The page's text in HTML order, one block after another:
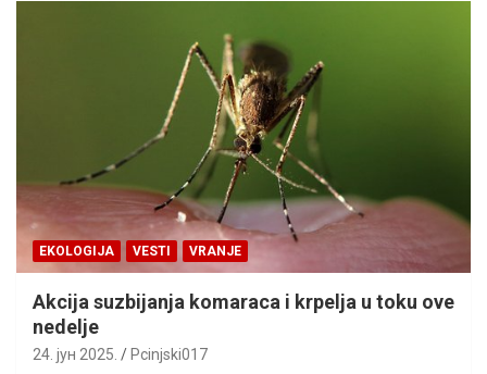
EKOLOGIJA VESTI VRANJE
Akcija suzbijanja komaraca i krpelja u toku ove
nedelje
24. јун 2025. Pcinjski017